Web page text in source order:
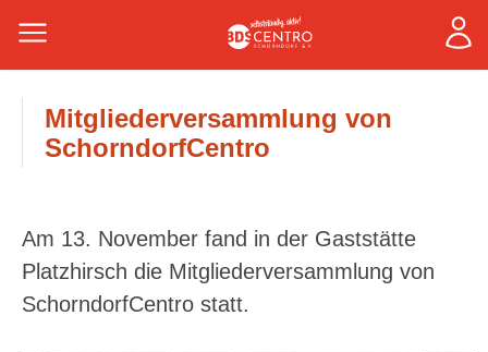
Mitgliederversammlung von
SchorndorfCentro
Am 13. November fand in der Gaststätte
Platzhirsch die Mitgliederversammlung von
SchorndorfCentro statt.